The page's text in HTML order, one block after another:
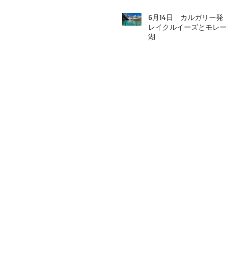
6月14日 カルガリー発
レイクルイーズとモレーン
湖